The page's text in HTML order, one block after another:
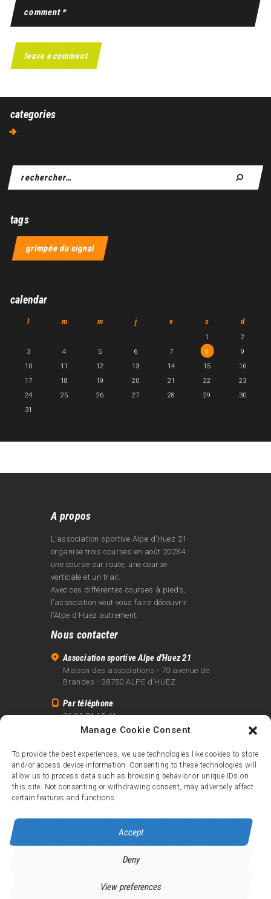
Manage Cookie Consent
To provide the best experiences, we use technologies like cookies to store
and/or access device information. Consenting to these technologies will
allow us to process data such as browsing behavior or unique IDs on
this site. Not consenting or withdrawing consent, may adversely affect
certain features and functions.
Accept
Deny
View preferences
categories
tags
grimpée du signal
calendar
l m m j v s d
1
2
3
4 5 6 7 8
9
10
11 12 13 14 15
16
17
18 19 20 21 22
23
24
25 26 27 28 29
30
31
A propos
L’association sportive Alpe d’Huez 21
organise trois courses en août 20234 :
une course sur route, une course
verticale et un trail.
Avec ces différentes courses à pieds,
l’association veut vous faire découvrir
l’Alpe d‘Huez autrement.
Nous contacter
Association sportive Alpe d'Huez 21
Maison des associations - 70 avenue de
Brandes - 38750 ALPE d'HUEZ
Par téléphone
06 81 24 15 41
info@alpe21.fr
Mentions légales
Contact
crédits